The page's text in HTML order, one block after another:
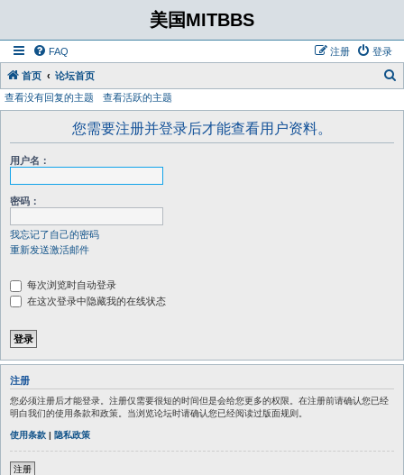
美国MITBBS
FAQ 登录
注册
首页 论坛首页
查看没有回复的主题 查看活跃的主题
您需要注册并登录后才能查看用户资料。
用户名：
密码：
我忘记了自己的密码
重新发送激活邮件
每次浏览时自动登录
在这次登录中隐藏我的在线状态
注册
您必须注册后才能登录。注册仅需要很短的时间但是会给您更多的权限。在注册前请确认您已经
明白我们的使用条款和政策。当浏览论坛时请确认您已经阅读过版面规则。
使用条款 | 隐私政策
注册